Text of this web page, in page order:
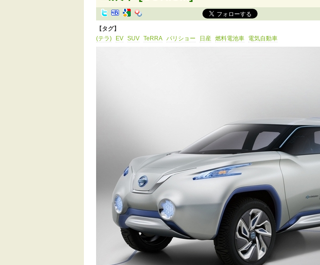
【タグ】
(テラ)
EV SUV TeRRA パリショー 日産 燃料電池車 電気自動車